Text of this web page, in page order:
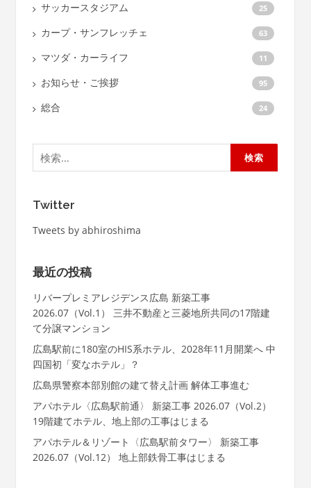
サッカースタジアム 25
カープ・サンフレッチェ 63
マツダ・カーライフ 11
お知らせ・ご挨拶 95
総合 24
検
索:
Twitter
Tweets by abhiroshima
最近の投稿
リバープレミアレジデンス広島 新築工事
2026.07（Vol.1） 三井不動産と三菱地所共同の17階建
て分譲マンション
広島駅前に180室のHIS系ホテル、2028年11月開業へ 中
四国初「変なホテル」？
広島県警察本部別館の建て替え計画 解体工事進む
アパホテル〈広島駅前通〉 新築工事 2026.07（Vol.2）
19階建てホテル、地上部の工事はじまる
アパホテル＆リゾート〈広島駅前タワー〉 新築工事
2026.07（Vol.12） 地上部鉄骨工事はじまる